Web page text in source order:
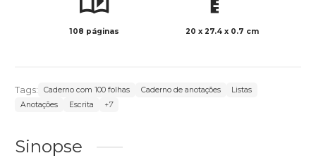
108 páginas 20 x 27.4 x 0.7 cm
Tags: Caderno com 100 folhas Caderno de anotações
Listas
Anotações
Escrita +7
Sinopse